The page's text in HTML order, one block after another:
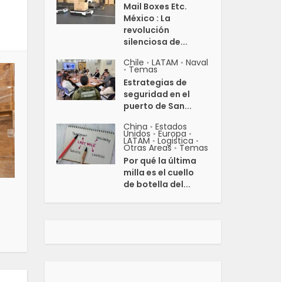
Mail Boxes Etc.
México : La
revolución
silenciosa de...
Chile • LATAM • Naval
• Temas
Estrategias de
seguridad en el
puerto de San...
China • Estados
Unidos • Europa •
LATAM • Logistica •
Otras Areas • Temas
Por qué la última
milla es el cuello
de botella del...